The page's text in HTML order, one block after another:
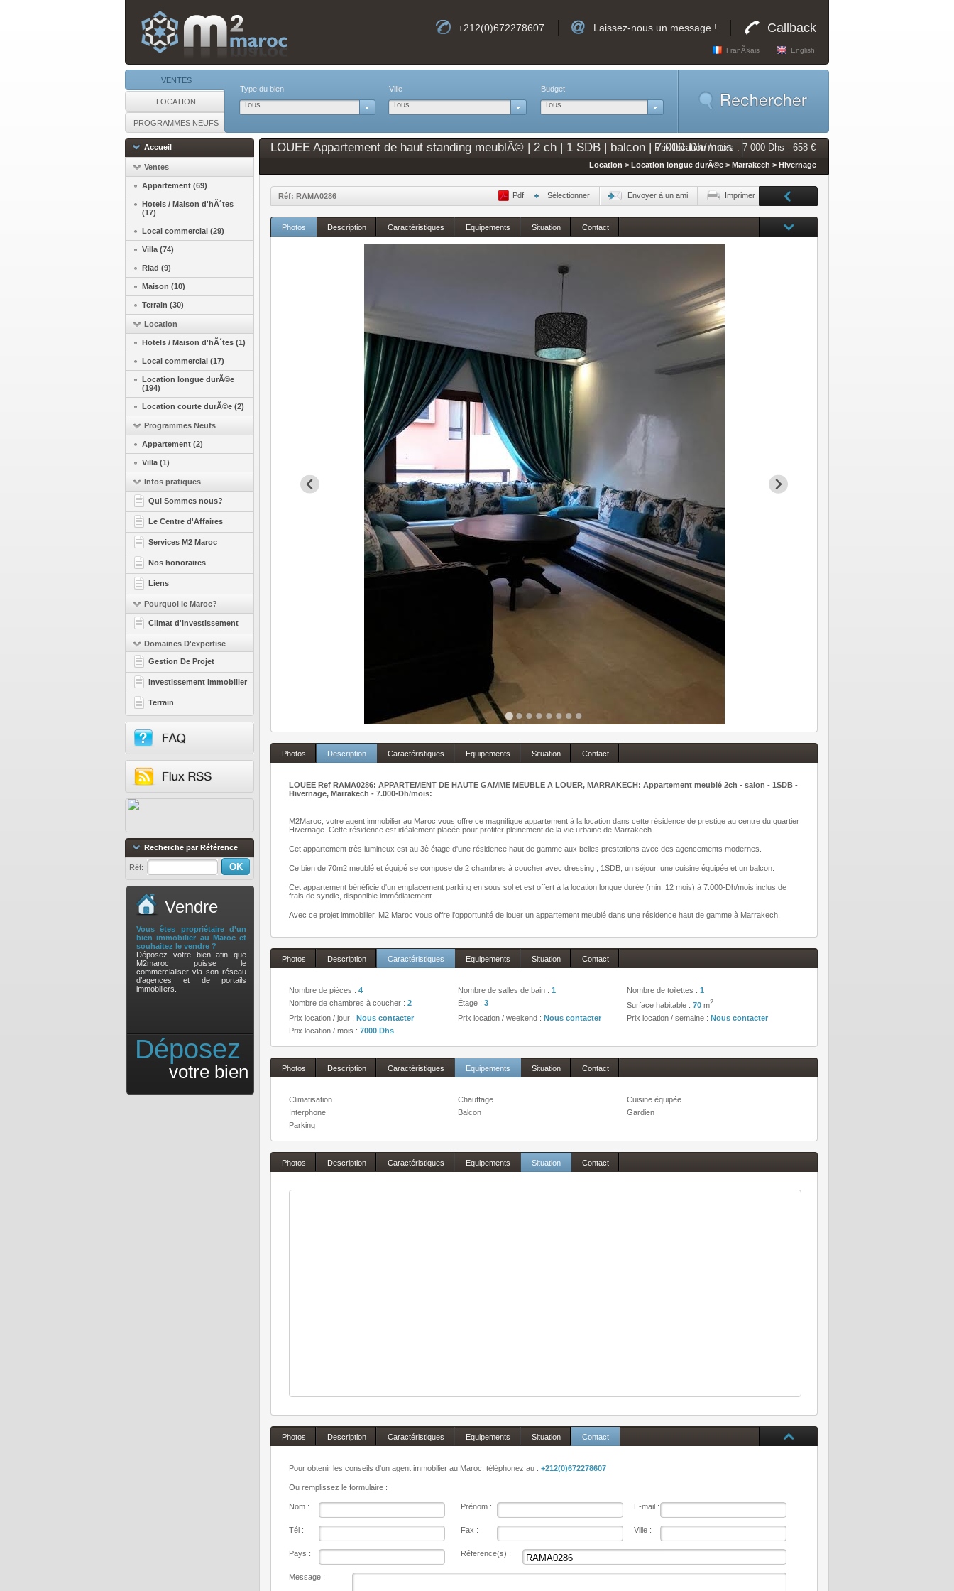
+212(0)672278607 Laissez-nous un message ! Callback
FranÃ§ais English
VENTES
LOCATION
PROGRAMMES NEUFS
Type du bien
Tous
Ville
Tous
Budget
Tous
Accueil
Ventes
Appartement (69)
Hotels / Maison d'hÃ´tes
(17)
Local commercial (29)
Villa (74)
Riad (9)
Maison (10)
Terrain (30)
Location
Hotels / Maison d'hÃ´tes (1)
Local commercial (17)
Location longue durÃ©e
(194)
Location courte durÃ©e (2)
Programmes Neufs
Appartement (2)
Villa (1)
Infos pratiques
Qui Sommes nous?
Le Centre d'Affaires
Services M2 Maroc
Nos honoraires
Liens
Pourquoi le Maroc?
Climat d'investissement
Domaines D'expertise
Gestion De Projet
Investissement Immobilier
Terrain
Recherche par Référence
Réf:
Vendre
Vous êtes propriétaire d’un
bien immobilier au Maroc et
souhaitez le vendre ?
Déposez votre bien afin que
M2maroc puisse le
commercialiser via son réseau
d’agences et de portails
immobiliers.
Déposez
votre bien
LOUEE Appartement de haut standing meublÃ© | 2 ch | 1 SDB | balcon | 7.000-Dh/moisPrix location / mois : 7 000 Dhs - 658 €
Location > Location longue durÃ©e > Marrakech > Hivernage
Réf: RAMA0286 Pdf Sélectionner Envoyer à un ami Imprimer
Photos Description Caractéristiques Equipements Situation Contact
Photos Description Caractéristiques Equipements Situation Contact
LOUEE Ref RAMA0286: APPARTEMENT DE HAUTE GAMME MEUBLE A LOUER, MARRAKECH: Appartement meublé 2ch - salon - 1SDB -
Hivernage, Marrakech - 7.000-Dh/mois:
M2Maroc, votre agent immobilier au Maroc vous offre ce magnifique appartement à la location dans cette résidence de prestige au centre du quartier
Hivernage. Cette résidence est idéalement placée pour profiter pleinement de la vie urbaine de Marrakech.
Cet appartement très lumineux est au 3è étage d'une résidence haut de gamme aux belles prestations avec des agencements modernes.
Ce bien de 70m2 meublé et équipé se compose de 2 chambres à coucher avec dressing , 1SDB, un séjour, une cuisine équipée et un balcon.
Cet appartement bénéficie d'un emplacement parking en sous sol et est offert à la location longue durée (min. 12 mois) à 7.000-Dh/mois inclus de
frais de syndic, disponible immédiatement.
Avec ce projet immobilier, M2 Maroc vous offre l'opportunité de louer un appartement meublé dans une résidence haut de gamme à Marrakech.
Photos Description Caractéristiques Equipements Situation Contact
Nombre de pièces : 4 Nombre de salles de bain : 1 Nombre de toilettes : 1
Nombre de chambres à coucher : 2 Étage : 3 Surface habitable : 70 m2
Prix location / jour : Nous contacter Prix location / weekend : Nous contacter Prix location / semaine : Nous contacter
Prix location / mois : 7000 Dhs
Photos Description Caractéristiques Equipements Situation Contact
Climatisation Chauffage
Cuisine équipée
Interphone
Balcon
Gardien
Parking
Photos Description Caractéristiques Equipements Situation Contact
Photos Description Caractéristiques Equipements Situation Contact
Pour obtenir les conseils d'un agent immobilier au Maroc, téléphonez au : +212(0)672278607
Ou remplissez le formulaire :
Nom : Prénom : E-mail :
Tél : Fax : Ville :
Pays : Réference(s) :
Message :